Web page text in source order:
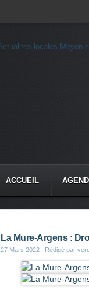
ACCUEIL
La Mure-Argens :
27 Mars 2022 , Rédigé par